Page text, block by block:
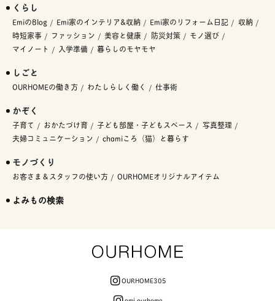
くらし
EmiのBlog Emi家のインテリア&収納 Emi家のリフォーム日記
収納
時短家事
ファッション 美容と健康 防災対策
モノ選び
マイノート
入学準備 暮らしのモヤモヤ
しごと
OURHOMEの働き方 わたしらしく働く 仕事術
かぞく
子育て おかたづけ育 子ども部屋・子どもスペース
写真整理
夫婦コミュニケーション
chamiころ（猫）と暮らす
モノづくり
お客さま＆スタッフの使い方 OURHOMEオリジナルアイテム
よみもの検索
OURHOME305